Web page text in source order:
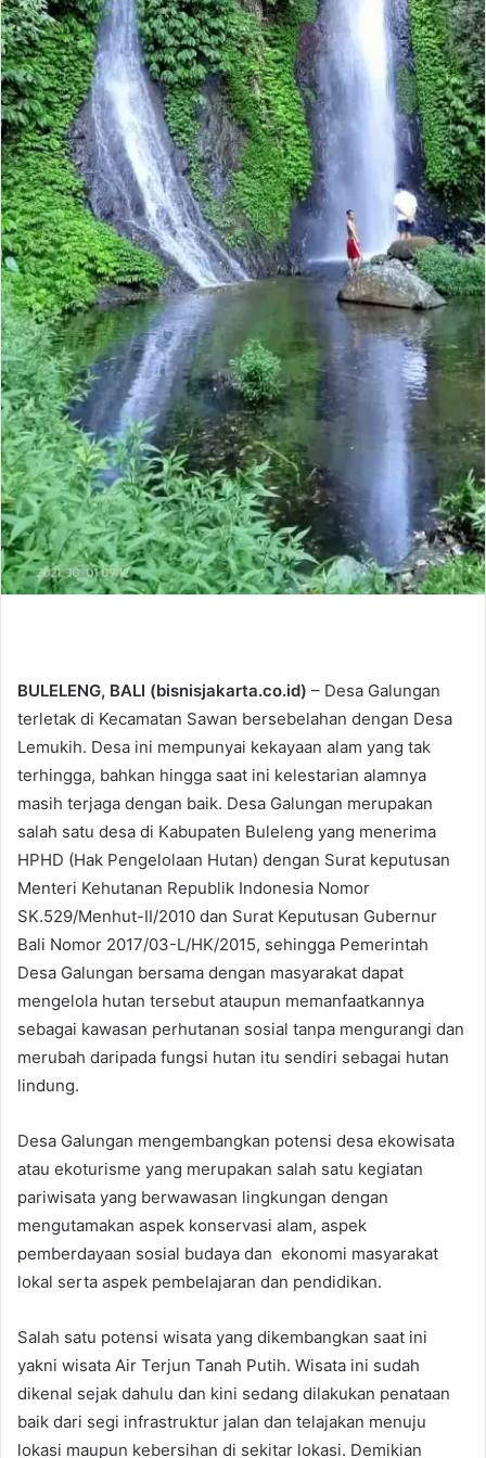
BULELENG, BALI (bisnisjakarta.co.id) – Desa Galungan
terletak di Kecamatan Sawan bersebelahan dengan Desa
Lemukih. Desa ini mempunyai kekayaan alam yang tak
terhingga, bahkan hingga saat ini kelestarian alamnya
masih terjaga dengan baik. Desa Galungan merupakan
salah satu desa di Kabupaten Buleleng yang menerima
HPHD (Hak Pengelolaan Hutan) dengan Surat keputusan
Menteri Kehutanan Republik Indonesia Nomor
SK.529/Menhut-II/2010 dan Surat Keputusan Gubernur
Bali Nomor 2017/03-L/HK/2015, sehingga Pemerintah
Desa Galungan bersama dengan masyarakat dapat
mengelola hutan tersebut ataupun memanfaatkannya
sebagai kawasan perhutanan sosial tanpa mengurangi dan
merubah daripada fungsi hutan itu sendiri sebagai hutan
lindung.
Desa Galungan mengembangkan potensi desa ekowisata
atau ekoturisme yang merupakan salah satu kegiatan
pariwisata yang berwawasan lingkungan dengan
mengutamakan aspek konservasi alam, aspek
pemberdayaan sosial budaya dan ekonomi masyarakat
lokal serta aspek pembelajaran dan pendidikan.
Salah satu potensi wisata yang dikembangkan saat ini
yakni wisata Air Terjun Tanah Putih. Wisata ini sudah
dikenal sejak dahulu dan kini sedang dilakukan penataan
baik dari segi infrastruktur jalan dan telajakan menuju
lokasi maupun kebersihan di sekitar lokasi. Demikian